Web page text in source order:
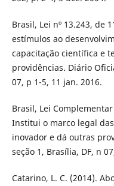
Brasil, Lei nº 13.243, de
estímulos ao
capacitação científica e
providências. Diário
07, p 1-5, 11 jan. 2016.
Brasil, Lei
Institui o marco legal
inovador e dá outras
seção 1, Brasília, DF, n
Catarino, L. C. (2014).